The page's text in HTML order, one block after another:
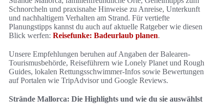
Schnorcheln und praxisnahe Hinweise zu Anreise, Unterkunft
und nachhaltigem Verhalten am Strand. Für vertiefte
Planungstipps kannst du auch auf aktuelle Ratgeber wie diesen
Blick werfen: Reisefunke: Badeurlaub planen.
Unsere Empfehlungen beruhen auf Angaben der Balearen-
Tourismusbehörde, Reiseführern wie Lonely Planet und Rough
Guides, lokalen Rettungsschwimmer-Infos sowie Bewertungen
auf Portalen wie TripAdvisor und Google Reviews.
Strände Mallorca: Die Highlights und wie du sie auswählst